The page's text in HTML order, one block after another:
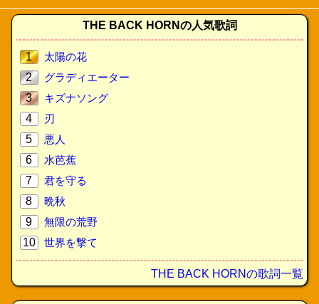
THE BACK HORNの人気歌詞
1
太陽の花
2
グラディエーター
3
キズナソング
4
刃
5
悪人
6
水芭蕉
7
君を守る
8
晩秋
9
無限の荒野
10
世界を撃て
THE BACK HORNの歌詞一覧